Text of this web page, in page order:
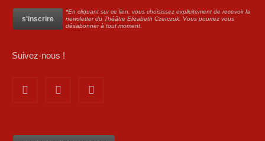
*En cliquant sur ce lien, vous choisissez explicitement de recevoir la
newsletter du Théâtre Elizabeth Czerczuk. Vous pourrez vous
désabonner à tout moment.
Suivez-nous !